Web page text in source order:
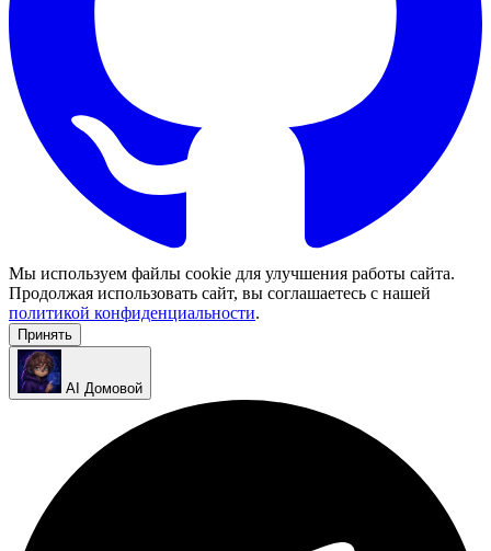
Мы используем файлы cookie для улучшения работы сайта.
Продолжая использовать сайт, вы соглашаетесь с нашей
политикой конфиденциальности.
Принять
AI Домовой